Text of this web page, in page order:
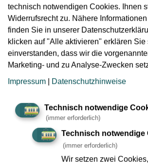
Trassenbetreiber wieder in den Bereich
dem sich gegenwärtig noch die
befindet. Sind die Leitungen
Baufirma in den Bereichen der
Zugangsbauwerke Baufreiheit und kann
herstellen.
Ab Montag, 18.05.2026, beginnen die
Europa-Allee 2 und Güterplatz 1). Dafür
im Bereich des Ostkopfs der Baugrube
Schlitzwände abzustemmen, bevor das
Erdmaterial mit dem Bagger verfüllt und
technisch notwendigen Cookies. Ihnen
Widerrufsrecht zu. Nähere
finden Sie in unserer
klicken auf "Alle aktivieren" erklären Sie
einverstanden, dass wir die
Marketing- und zu Analyse-Zwecken
Impressum
Datenschutzhinweise
Technisch notwendige
(immer erforderlich)
Technisch notwendige
(immer erforderlich)
Wir setzen zwei